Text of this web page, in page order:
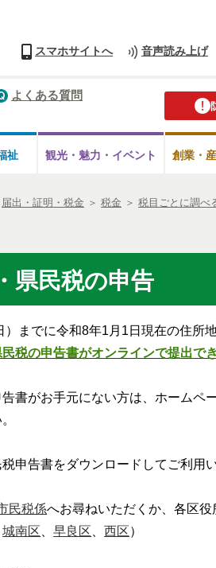
スマホサイトへ 音声読み上げ
よくある質問
祉 観光・魅力・ イベント 創業・
届出・証明・税金 ＞ 税金 ＞ 税目ごとに調べ
県民税の申告
までに令和8年1月1日現在の住所
民税の申告書がオンラインで提出で
書がお手元にない方は、ホームペ
税申告書をダウンロードしてご利
民税係へお尋ねいただくか、各区
城南区 、早良区 、西区）